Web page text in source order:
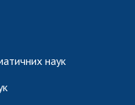
наук